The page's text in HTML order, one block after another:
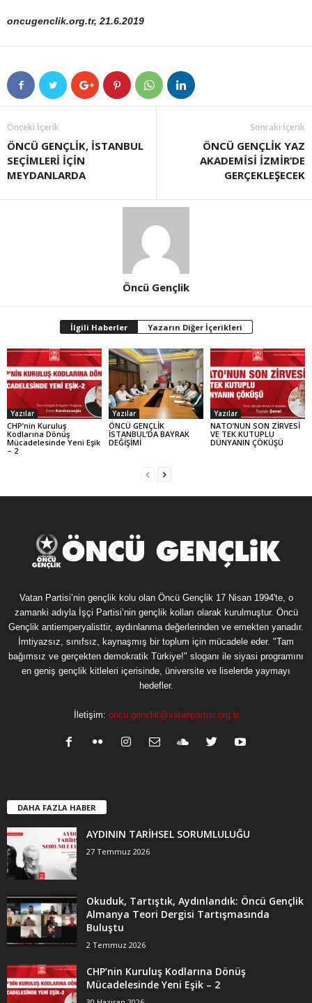
oncugenclik.org.tr, 21.6.2019
Önceki İçerik
ÖNCÜ GENÇLİK, İSTANBUL
SEÇİMLERİ İÇİN
MEYDANLARDA
Sonraki İçerik
ÖNCÜ GENÇLİK YAZ
AKADEMİSİ İZMİR’DE
GERÇEKLEŞECEK
Öncü Gençlik
İlgili Haberler Yazarın Diğer İçerikleri
Yazılar
CHP’nin Kuruluş
Kodlarına Dönüş
Mücadelesinde Yeni Eşik
– 2
Yazılar
ÖNCÜ GENÇLİK
İSTANBUL’DA BAYRAK
DEĞİŞİMİ
Yazılar
NATO’NUN SON ZİRVESİ
VE TEK KUTUPLU
DÜNYANIN ÇÖKÜŞÜ
Vatan Partisi’nin gençlik kolu olan Öncü Gençlik 17 Nisan 1994'te, o
zamanki adıyla İşçi Partisi’nin gençlik kolları olarak kurulmuştur. Öncü
Gençlik antiemperyalisttir, aydınlanma değerlerinden ve emekten yanadır.
İmtiyazsız, sınıfsız, kaynaşmış bir toplum için mücadele eder. "Tam
bağımsız ve gerçekten demokratik Türkiye!" sloganı ile siyasi programını
en geniş gençlik kitleleri içerisinde, üniversite ve liselerde yaymayı
hedefler.
İletişim: oncu.genclik@vatanpartisi.org.tr
DAHA FAZLA HABER
AYDININ TARİHSEL SORUMLULUĞU
27 Temmuz 2026
Okuduk, Tartıştık, Aydınlandık: Öncü Gençlik
Almanya Teori Dergisi Tartışmasında
Buluştu
2 Temmuz 2026
CHP’nin Kuruluş Kodlarına Dönüş
Mücadelesinde Yeni Eşik – 2